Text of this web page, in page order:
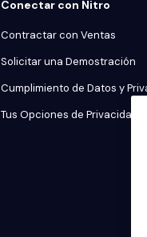
Conectar con Nitro
Contractar con Ventas
Solicitar una Demostración
Cumplimiento de Datos y
Tus Opciones de Privacidad